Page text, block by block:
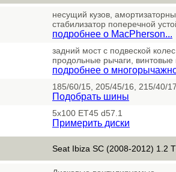
несущий кузов,
стабилизатор поперечной
подробнее о MacPherson...
задний мост с подвеской
продольные рычаги,
подробнее о
185/60/15, 205/45/16, 215/40/17
Подобрать шины
5x100 ET45 d57.1
Примерить диски
Seat Ibiza SC (2008-2012) 1.2